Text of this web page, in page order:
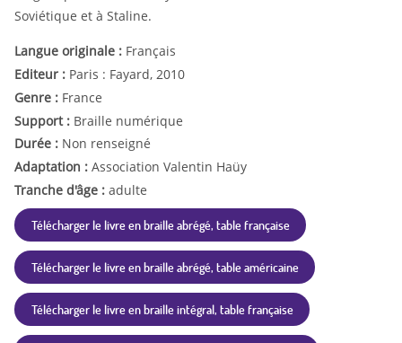
Soviétique et à Staline.
Langue originale : Français
Editeur : Paris : Fayard, 2010
Genre : France
Support : Braille numérique
Durée : Non renseigné
Adaptation : Association Valentin Haüy
Tranche d'âge : adulte
Télécharger le livre en braille abrégé, table française
Télécharger le livre en braille abrégé, table américaine
Télécharger le livre en braille intégral, table française